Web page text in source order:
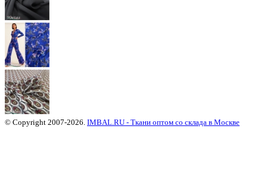
© Copyright 2007-2026. IMBAL.RU - Ткани оптом со склада в Москве